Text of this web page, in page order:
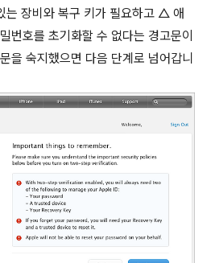
는 장비와 복구 키가 필요하고 △ 애
번호를 초기화할 수 없다는 경고문이
을 숙지했으면 다음 단계로 넘어갑니